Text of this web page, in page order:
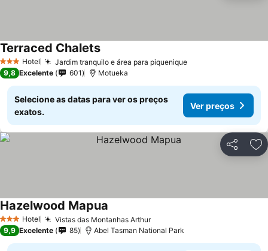
3 EstrelasHotel Jardim tranquilo e área para piquenique
Terraced Chalets
9,8 Excelente 601 Motueka
Selecione as datas para ver os preços
exatos.
Ver preços
Partilhar
3 EstrelasHotel Vistas das Montanhas Arthur
Hazelwood Mapua
9,9 Excelente 85 Abel Tasman National Park